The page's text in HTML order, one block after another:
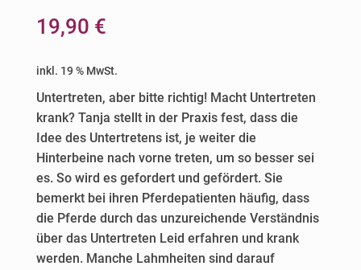
19,90 €
inkl. 19 % MwSt.
Untertreten, aber bitte richtig! Macht Untertreten
krank? Tanja stellt in der Praxis fest, dass die
Idee des Untertretens ist, je weiter die
Hinterbeine nach vorne treten, um so besser sei
es. So wird es gefordert und gefördert. Sie
bemerkt bei ihren Pferdepatienten häufig, dass
die Pferde durch das unzureichende Verständnis
über das Untertreten Leid erfahren und krank
werden. Manche Lahmheiten sind darauf